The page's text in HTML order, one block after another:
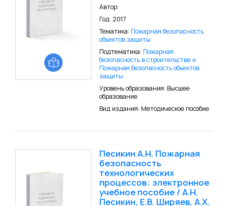
Автор:
Год: 2017
Тематика: Пожарная безопасность
объектов защиты
Подтематика: Пожарная
безопасность в строительстве и
Пожарная безопасность объектов
защиты
Уровень образования: Высшее
образование
Вид издания: Методическое пособие
Песикин А.Н. Пожарная
безопасность
технологических
процессов: электронное
учебное пособие / А.Н.
Песикин, Е.В. Ширяев, А.Х.